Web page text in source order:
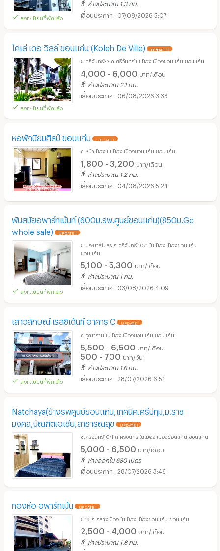
ลงทะเบียนที่พักแล้ว
ห่างประมาณ 1.3 กม.
07/08/2026 5:07
โคเล่ เดอ วิลล์ ขอนแก่น (Koleh De Ville) UPDATE !
ลงทะเบียนที่พักแล้ว
ซ.ศรีจันทร์33 ถ.ศรีจันทร์ ในเมือง เมืองขอนแก่น ขอนแก่น
4,000 - 6,000 บาท/เดือน
ห่างประมาณ 2.1 กม.
06/08/2026 3:36
หอพักนิยมศิลป์ ขอนแก่น UPDATE !
ถ.หน้าเมือง ในเมือง เมืองขอนแก่น ขอนแก่น
1,800 - 3,200 บาท/เดือน
ห่างประมาณ 1.2 กม.
04/08/2026 5:24
พันสมัยอพาร์ทเม้นท์ (600ม.รพ.ศูนย์ขอนแก่น)(850ม.Go
whole sale)
UPDATE !
ลงทะเบียนที่พักแล้ว
ซ.ประชาสโมสร ถ.ศรีจันทร์ 10/1 ในเมือง เมืองขอนแก่น
ขอนแก่น
5,100 - 5,300 บาท/เดือน
ห่างประมาณ 1 กม.
03/08/2026 4:09
เสาวลักษณ์ เรสซิเด้นท์ อาคาร C UPDATE !
ลงทะเบียนที่พักแล้ว
ถ.วุฒาราม ในเมือง เมืองขอนแก่น ขอนแก่น
5,500 - 6,500 บาท/เดือน
500 - 700 บาท/วัน
ห่างประมาณ 1.6 กม.
28/07/2026 6:51
Natchaya(ข้างรพศูนย์ขอนแก่น,เทคนิค,ศรีปทุม,ม.ราช
มงคล,บัณฑิตเอเชีย,สาธารณสุข
UPDATE !
ซ.ศรีจันทร์10/1 ถ.ศรีจันทร์ ในเมือง เมืองขอนแก่น ขอนแก่น
5,000 - 6,500 บาท/เดือน
ห่างออกไป 680 เมตร
28/07/2026 3:46
ทองห่อ อพาร์ทเม้น UPDATE !
ซ.19 ถ.กลางเมือง ในเมือง เมืองขอนแก่น ขอนแก่น
2,500 - 4,000 บาท/เดือน
ห่างประมาณ 1.8 กม.